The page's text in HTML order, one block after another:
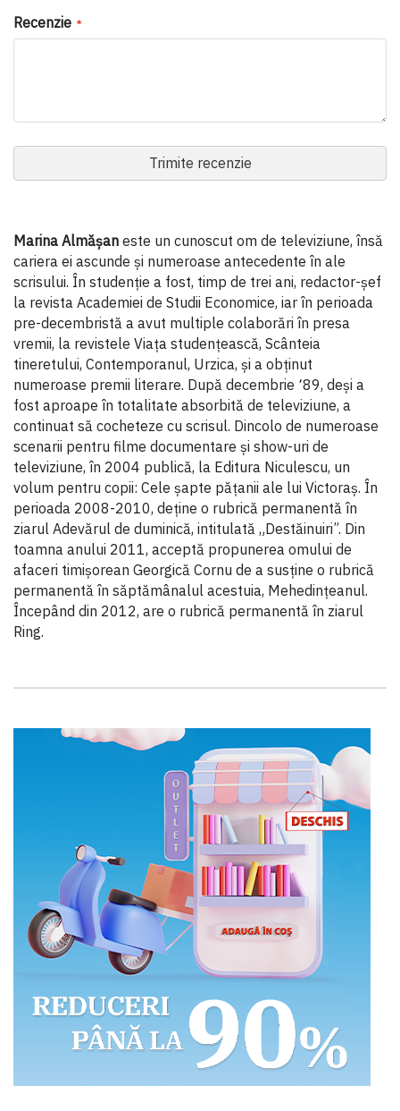
Recenzie
Trimite recenzie
Marina Almășan este un cunoscut om de televiziune, însă
cariera ei ascunde şi numeroase antecedente în ale
scrisului. În studenţie a fost, timp de trei ani, redactor-şef
la revista Academiei de Studii Economice, iar în perioada
pre-decembristă a avut multiple colaborări în presa
vremii, la revistele Viaţa studenţească, Scânteia
tineretului, Contemporanul, Urzica, şi a obţinut
numeroase premii literare. După decembrie ՚89, deşi a
fost aproape în totalitate absorbită de televiziune, a
continuat să cocheteze cu scrisul. Dincolo de numeroase
scenarii pentru filme documentare şi show-uri de
televiziune, în 2004 publică, la Editura Niculescu, un
volum pentru copii: Cele şapte păţanii ale lui Victoraş. În
perioada 2008-2010, deţine o rubrică permanentă în
ziarul Adevărul de duminică, intitulată „Destăinuiri”. Din
toamna anului 2011, acceptă propunerea omului de
afaceri timişorean Georgică Cornu de a susţine o rubrică
permanentă în săptămânalul acestuia, Mehedinţeanul.
Începând din 2012, are o rubrică permanentă în ziarul
Ring.